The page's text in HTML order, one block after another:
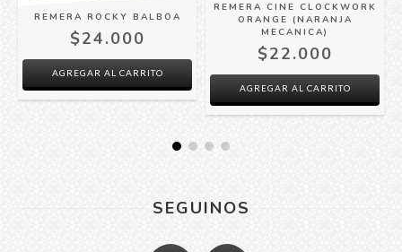
REMERA ROCKY BALBOA
$24.000
AGREGAR AL CARRITO
REMERA CINE CLOCKWORK
ORANGE (NARANJA
MECANICA)
$22.000
AGREGAR AL CARRITO
SEGUINOS